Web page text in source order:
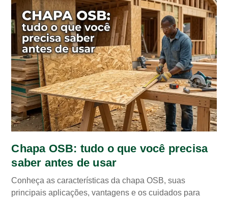
Chapa OSB: tudo o que você precisa
saber antes de usar
Conheça as características da chapa OSB, suas
principais aplicações, vantagens e os cuidados para